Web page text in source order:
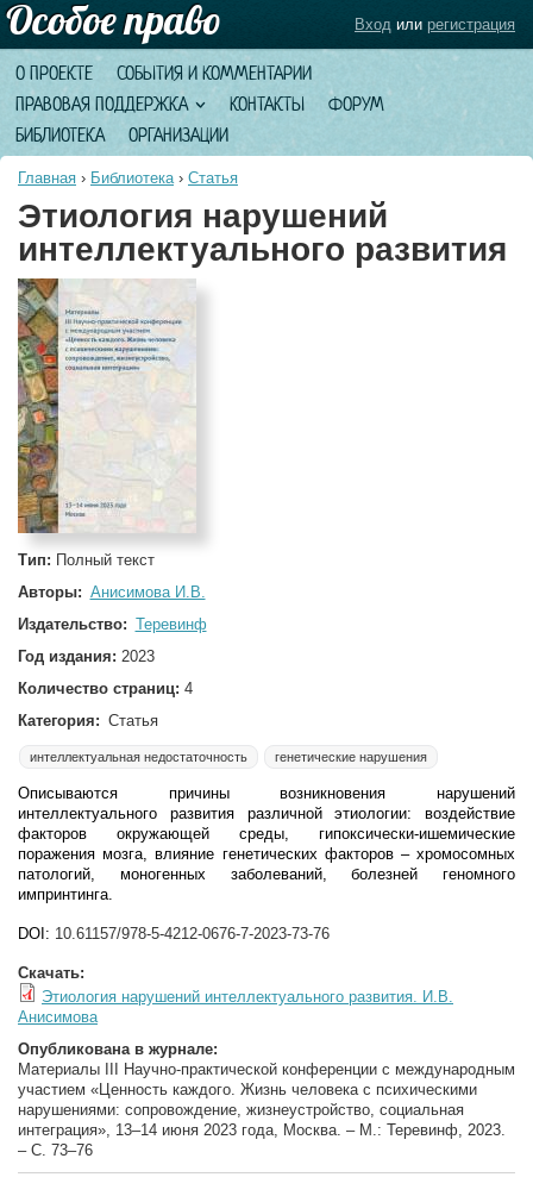
О ПРОЕКТЕ
СОБЫТИЯ И КОММЕНТАРИИ
ПРАВОВАЯ ПОДДЕРЖКА
КОНТАКТЫ
ФОРУМ
БИБЛИОТЕКА
ОРГАНИЗАЦИИ
Вход или регистрация
Главная › Библиотека› Статья
Этиология нарушений
интеллектуального развития
Тип: Полный текст
Авторы: Анисимова И.В.
Издательство: Теревинф
Год издания: 2023
Количество страниц: 4
Категория: Статья
интеллектуальная недостаточность генетические нарушения
Описываются причины возникновения нарушений
интеллектуального развития различной этиологии: воздействие
факторов окружающей среды, гипоксически-ишемические
поражения мозга, влияние генетических факторов – хромосомных
патологий, моногенных заболеваний, болезней геномного
импринтинга.
DOI: 10.61157/978-5-4212-0676-7-2023-73-76
Скачать:
Этиология нарушений интеллектуального развития. И.В.
Анисимова
Опубликована в журнале:
Материалы III Научно-практической конференции с международным
участием «Ценность каждого. Жизнь человека с психическими
нарушениями: сопровождение, жизнеустройство, социальная
интеграция», 13–14 июня 2023 года, Москва. – М.: Теревинф, 2023.
– C. 73–76